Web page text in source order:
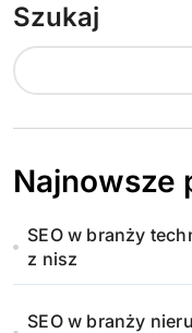
Szukaj
Najnowsze
SEO w branży
z nisz
SEO w branży